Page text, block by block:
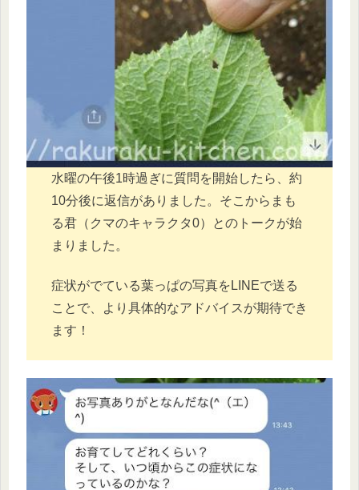
水曜の午後1時過ぎに質問を開始したら、約
10分後に返信がありました。そこからまも
る君（クマのキャラクタ0）とのトークが始
まりました。
症状がでている葉っぱの写真をLINEで送る
ことで、より具体的なアドバイスが期待でき
ます！